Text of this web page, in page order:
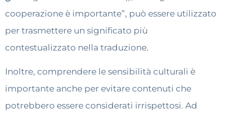
cooperazione è importante”, può essere utilizzato
per trasmettere un significato più
contestualizzato nella traduzione.
Inoltre, comprendere le sensibilità culturali è
importante anche per evitare contenuti che
potrebbero essere considerati irrispettosi. Ad